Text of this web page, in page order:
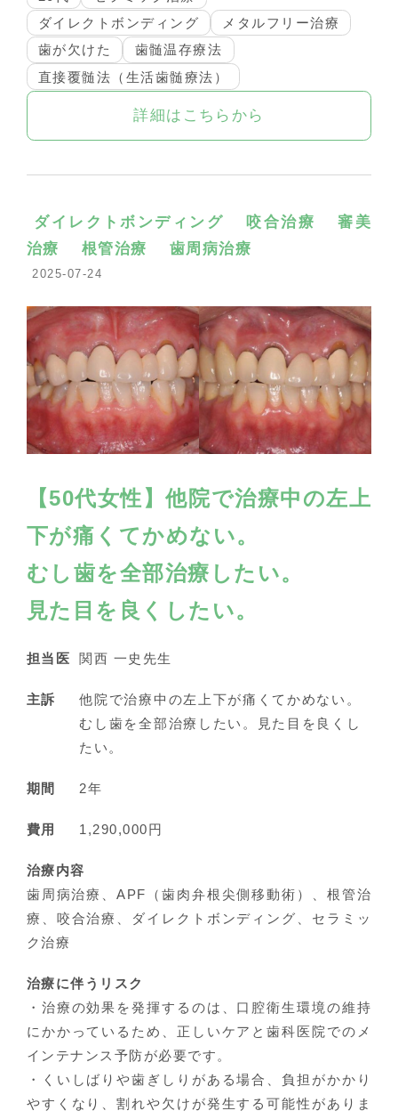
ダイレクトボンディング
メタルフリー治療
歯が欠けた
歯髄温存療法
直接覆髄法（生活歯髄療法）
詳細はこちらから
ダイレクトボンディング 咬合治療
審美
治療
根管治療 歯周病治療
2025-07-24
【50代女性】他院で治療中の左上
下が痛くてかめない。
むし歯を全部治療したい。
見た目を良くしたい。
担当医 関西 一史先生
主訴
他院で治療中の左上下が痛くてかめない。
むし歯を全部治療したい。見た目を良くし
たい。
期間 2年
費用 1,290,000円
治療内容
歯周病治療、APF（歯肉弁根尖側移動術）、根管治
療、咬合治療、ダイレクトボンディング、セラミッ
ク治療
治療に伴うリスク
・治療の効果を発揮するのは、口腔衛生環境の維持
にかかっているため、正しいケアと歯科医院でのメ
インテナンス予防が必要です。
・くいしばりや歯ぎしりがある場合、負担がかかり
やすくなり、割れや欠けが発生する可能性がありま